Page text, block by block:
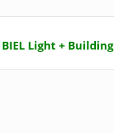
BIEL Light + Building